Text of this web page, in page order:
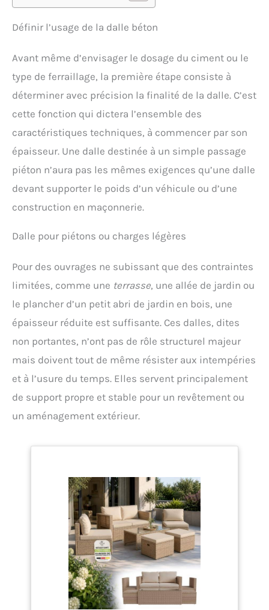
Définir l’usage de la dalle béton
Avant même d’envisager le dosage du ciment ou le
type de ferraillage, la première étape consiste à
déterminer avec précision la finalité de la dalle. C’est
cette fonction qui dictera l’ensemble des
caractéristiques techniques, à commencer par son
épaisseur. Une dalle destinée à un simple passage
piéton n’aura pas les mêmes exigences qu’une dalle
devant supporter le poids d’un véhicule ou d’une
construction en maçonnerie.
Dalle pour piétons ou charges légères
Pour des ouvrages ne subissant que des contraintes
limitées, comme une terrasse, une allée de jardin ou
le plancher d’un petit abri de jardin en bois, une
épaisseur réduite est suffisante. Ces dalles, dites
non portantes, n’ont pas de rôle structurel majeur
mais doivent tout de même résister aux intempéries
et à l’usure du temps. Elles servent principalement
de support propre et stable pour un revêtement ou
un aménagement extérieur.